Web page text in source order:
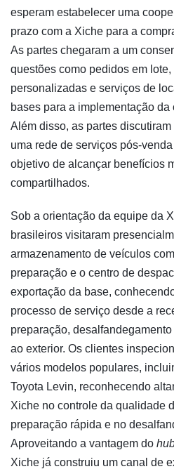
esperam estabelecer uma
prazo com a Xiche para a
As partes chegaram a um
questões como pedidos em
personalizadas e serviços de
bases para a implementação
Além disso, as partes
uma rede de serviços pós-
objetivo de alcançar benefícios
compartilhados.
Sob a orientação da equipe da
brasileiros visitaram
armazenamento de veículos
preparação e o centro de
exportação da base,
processo de serviço desde a
preparação,
ao exterior. Os clientes
vários modelos populares,
Toyota Levin, reconhecendo
Xiche no controle da qualidade
preparação rápida e no
Aproveitando a vantagem do
Xiche já construiu um canal de